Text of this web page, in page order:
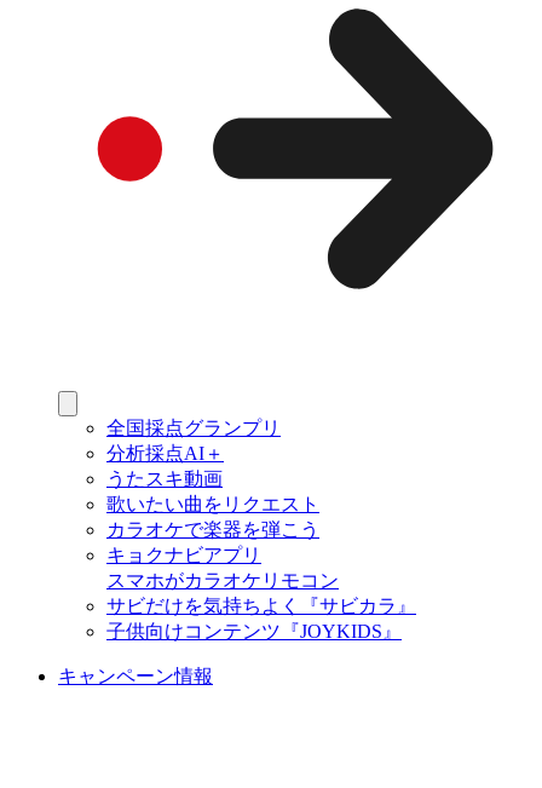
全国採点グランプリ
分析採点AI＋
うたスキ動画
歌いたい曲をリクエスト
カラオケで楽器を弾こう
キョクナビアプリ
スマホがカラオケリモコン
サビだけを気持ちよく『サビカラ』
子供向けコンテンツ『JOYKIDS』
キャンペーン情報